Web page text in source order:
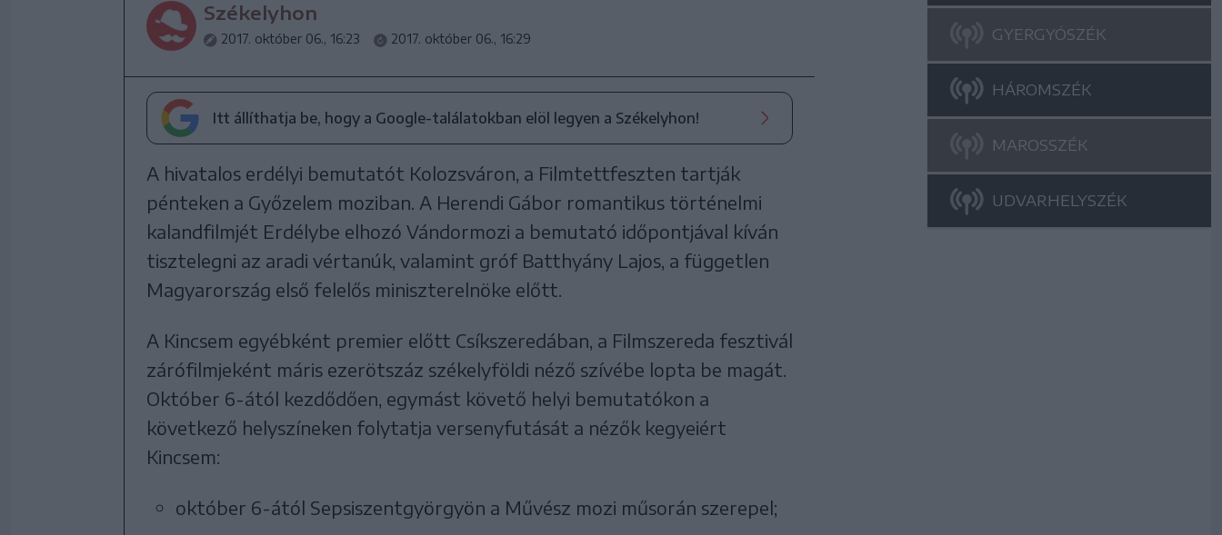
Székelyhon
2017. október 06., 16:23 2017. október 06., 16:29
Itt állíthatja be, hogy a Google-találatokban elöl legyen a Székelyhon!
A hivatalos erdélyi bemutatót Kolozsváron, a Filmtettfeszten tartják
pénteken a Győzelem moziban. A Herendi Gábor romantikus történelmi
kalandfilmjét Erdélybe elhozó Vándormozi a bemutató időpontjával kíván
tisztelegni az aradi vértanúk, valamint gróf Batthyány Lajos, a független
Magyarország első felelős miniszterelnöke előtt.
A Kincsem egyébként premier előtt Csíkszeredában, a Filmszereda fesztivál
zárófilmjeként máris ezerötszáz székelyföldi néző szívébe lopta be magát.
Október 6-ától kezdődően, egymást követő helyi bemutatókon a
következő helyszíneken folytatja versenyfutását a nézők kegyeiért
Kincsem:
október 6-ától Sepsiszentgyörgyön a Művész mozi műsorán szerepel;
GYERGYÓSZÉK
HÁROMSZÉK
MAROSSZÉK
UDVARHELYSZÉK